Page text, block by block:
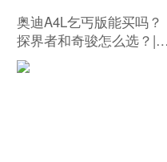
奥迪A4L乞丐版能买吗？
探界者和奇骏怎么选？|
有问必答 342期